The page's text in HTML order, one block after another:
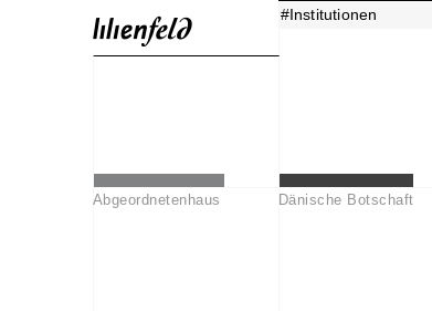
#Institutionen
Abgeordnetenhaus Dänische Botschaft